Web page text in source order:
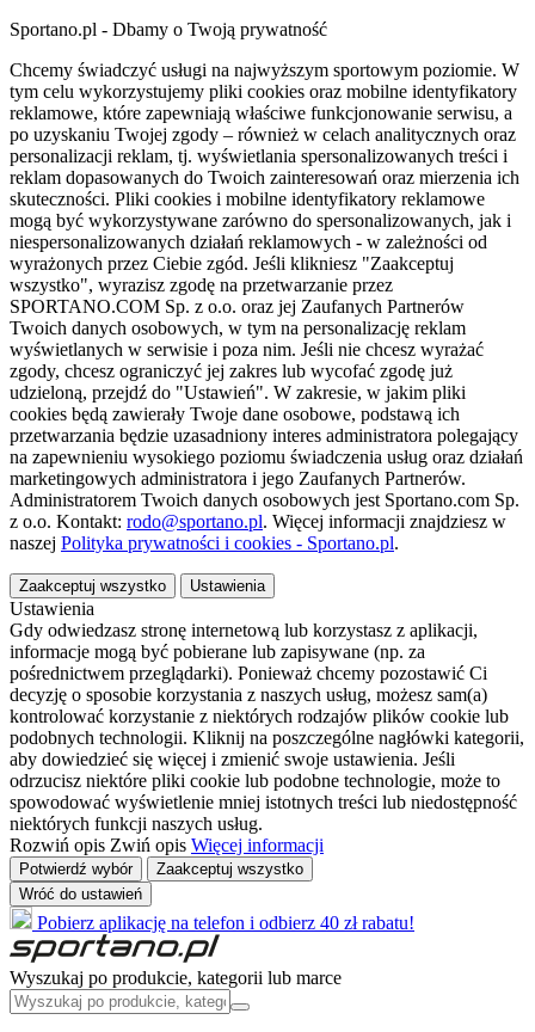
Sportano.pl - Dbamy o Twoją prywatność
Chcemy świadczyć usługi na najwyższym sportowym poziomie. W
tym celu wykorzystujemy pliki cookies oraz mobilne identyfikatory
reklamowe, które zapewniają właściwe funkcjonowanie serwisu, a
po uzyskaniu Twojej zgody – również w celach analitycznych oraz
personalizacji reklam, tj. wyświetlania spersonalizowanych treści i
reklam dopasowanych do Twoich zainteresowań oraz mierzenia ich
skuteczności. Pliki cookies i mobilne identyfikatory reklamowe
mogą być wykorzystywane zarówno do spersonalizowanych, jak i
niespersonalizowanych działań reklamowych - w zależności od
wyrażonych przez Ciebie zgód. Jeśli klikniesz "Zaakceptuj
wszystko", wyrazisz zgodę na przetwarzanie przez
SPORTANO.COM Sp. z o.o. oraz jej Zaufanych Partnerów
Twoich danych osobowych, w tym na personalizację reklam
wyświetlanych w serwisie i poza nim. Jeśli nie chcesz wyrażać
zgody, chcesz ograniczyć jej zakres lub wycofać zgodę już
udzieloną, przejdź do "Ustawień". W zakresie, w jakim pliki
cookies będą zawierały Twoje dane osobowe, podstawą ich
przetwarzania będzie uzasadniony interes administratora polegający
na zapewnieniu wysokiego poziomu świadczenia usług oraz działań
marketingowych administratora i jego Zaufanych Partnerów.
Administratorem Twoich danych osobowych jest Sportano.com Sp.
z o.o. Kontakt: rodo@sportano.pl. Więcej informacji znajdziesz w
naszej Polityka prywatności i cookies - Sportano.pl.
Zaakceptuj wszystko Ustawienia
Ustawienia
Gdy odwiedzasz stronę internetową lub korzystasz z aplikacji,
informacje mogą być pobierane lub zapisywane (np. za
pośrednictwem przeglądarki). Ponieważ chcemy pozostawić Ci
decyzję o sposobie korzystania z naszych usług, możesz sam(a)
kontrolować korzystanie z niektórych rodzajów plików cookie lub
podobnych technologii. Kliknij na poszczególne nagłówki kategorii,
aby dowiedzieć się więcej i zmienić swoje ustawienia. Jeśli
odrzucisz niektóre pliki cookie lub podobne technologie, może to
spowodować wyświetlenie mniej istotnych treści lub niedostępność
niektórych funkcji naszych usług.
Rozwiń opis Zwiń opis Więcej informacji
Potwierdź wybór
Zaakceptuj wszystko
Wróć do ustawień
Pobierz aplikację na telefon i odbierz 40 zł rabatu!
Wyszukaj po produkcie, kategorii lub marce